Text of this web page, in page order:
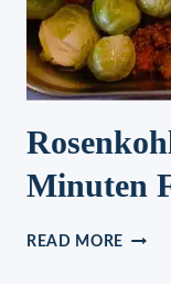
Minuten
READ MORE